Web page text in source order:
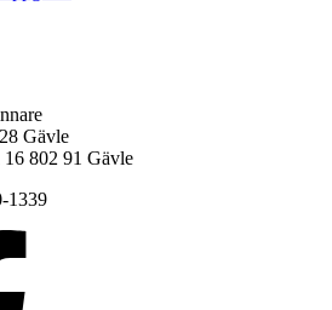
Gävle
802 91 Gävle
1339